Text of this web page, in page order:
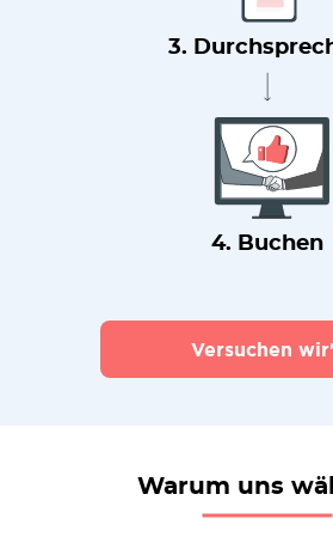
3.
4. Buchen
Versuchen
Warum uns